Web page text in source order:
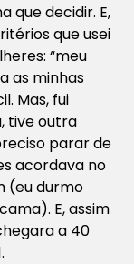
que decidir. E,
que usei
“meu
as minhas
Mas, fui
tive outra
parar de
acordava no
(eu durmo
E, assim
a 40